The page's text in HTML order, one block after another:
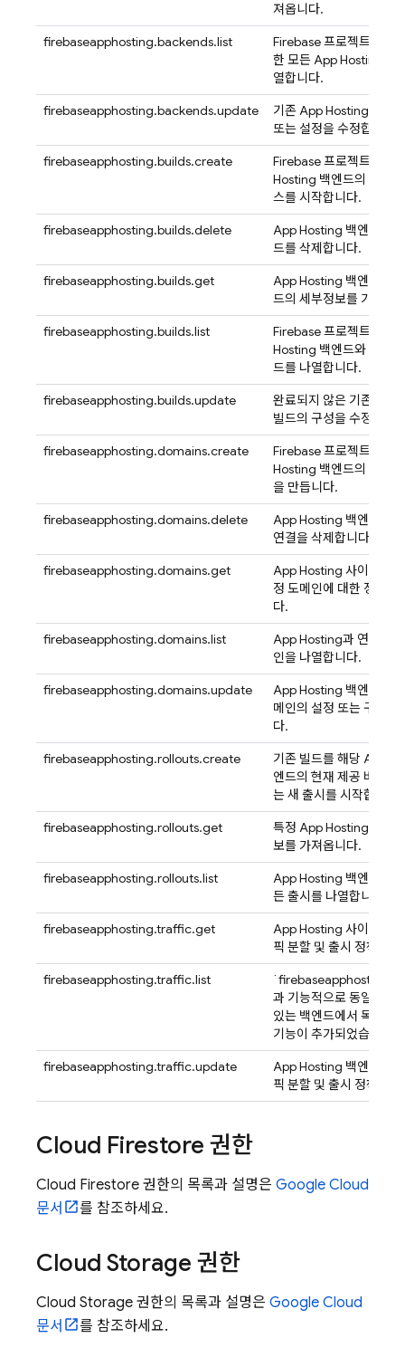
져옵니다.
firebaseapphosting.backends.list
Firebase 프로젝트에서
한 모든App Hosting
열합니다.
firebaseapphosting.backends.update
기존App Hosting
또는 설정을 수정합니다.
firebaseapphosting.builds.create
Firebase 프로젝트에서
Hosting 백엔드의 새 빌
스를 시작합니다.
firebaseapphosting.builds.delete
App Hosting 백엔드에
드를 삭제합니다.
firebaseapphosting.builds.get
App Hosting 백엔드에
드의 세부정보를 가져옵
firebaseapphosting.builds.list
Firebase 프로젝트에서
Hosting 백엔드와 연결
드를 나열합니다.
firebaseapphosting.builds.update
완료되지 않은 기존
빌드의 구성을 수정합니
firebaseapphosting.domains.create
Firebase 프로젝트에서
Hosting 백엔드의 새 도
을 만듭니다.
firebaseapphosting.domains.delete
App Hosting 백엔드에
연결을 삭제합니다.
firebaseapphosting.domains.get
App Hosting 사이트와
정 도메인에 대한 정보를
다.
firebaseapphosting.domains.list
App Hosting과 연결된
인을 나열합니다.
firebaseapphosting.domains.update
App Hosting 백엔드에
메인의 설정 또는 구성을
다.
firebaseapphosting.rollouts.create
기존 빌드를 해당 App
엔드의 현재 제공 버전으
는 새 출시를 시작합니다.
firebaseapphosting.rollouts.get
특정 App Hosting
보를 가져옵니다.
firebaseapphosting.rollouts.list
App Hosting 백엔드와
든 출시를 나열합니다.
firebaseapphosting.traffic.get
App Hosting 사이트의
픽 분할 및 출시 정책을
firebaseapphosting.traffic.list
과 기능적으로 동일하며,
있는 백엔드에서 목록을
기능이 추가되었습니다.
firebaseapphosting.traffic.update
App Hosting 백엔드의
픽 분할 및 출시 정책을
Cloud Firestore 권한
Cloud Firestore 권한의 목록과 설명은 Google Cloud
문서
를 참조하세요.
Cloud Storage 권한
Cloud Storage 권한의 목록과 설명은 Google Cloud
문서
를 참조하세요.